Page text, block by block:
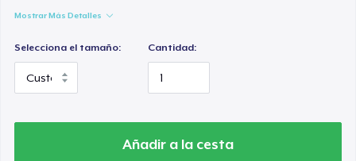
Mostrar Más Detalles
Selecciona el tamaño: Cantidad:
Añadir a la cesta